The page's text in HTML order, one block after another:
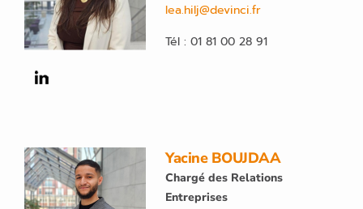
lea.hilj@devinci.fr
Tél : 01 81 00 28 91
Yacine BOUJDAA
Chargé des Relations
Entreprises